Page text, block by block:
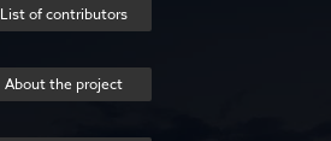
List of contributors
About the project